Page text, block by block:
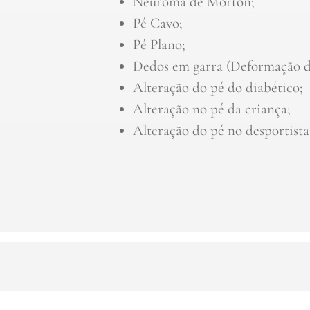
Pé Cavo;
Pé Plano;
Dedos em garra (Deformação
Alteração do pé do diabético;
Alteração no pé da criança;
Alteração do pé no